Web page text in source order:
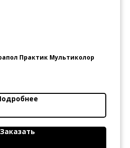
Практик Мультиколор
Заказать